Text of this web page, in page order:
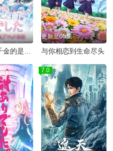
拯救替身千金的是冷酷无情冰之王子的爱
更新至05集
与你相恋到生命尽头
7.0